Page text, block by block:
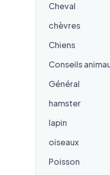
Cheval
chèvres
Chiens
Conseils
Général
hamster
lapin
oiseaux
Poisson